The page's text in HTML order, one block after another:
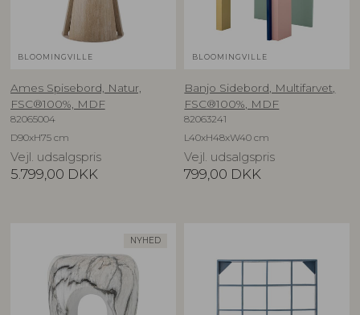
BLOOMINGVILLE
Ames Spisebord, Natur,
FSC®100%, MDF
82065004
D90xH75 cm
Vejl. udsalgspris
5.799,00 DKK
BLOOMINGVILLE
Banjo Sidebord, Multifarvet,
FSC®100%, MDF
82063241
L40xH48xW40 cm
Vejl. udsalgspris
799,00 DKK
NYHED